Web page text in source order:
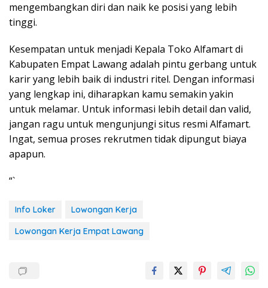
mengembangkan diri dan naik ke posisi yang lebih
tinggi.
Kesempatan untuk menjadi Kepala Toko Alfamart di
Kabupaten Empat Lawang adalah pintu gerbang untuk
karir yang lebih baik di industri ritel. Dengan informasi
yang lengkap ini, diharapkan kamu semakin yakin
untuk melamar. Untuk informasi lebih detail dan valid,
jangan ragu untuk mengunjungi situs resmi Alfamart.
Ingat, semua proses rekrutmen tidak dipungut biaya
apapun.
“`
Info Loker
Lowongan Kerja
Lowongan Kerja Empat Lawang